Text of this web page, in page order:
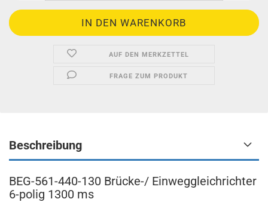
AUF DEN MERKZETTEL
FRAGE ZUM PRODUKT
Beschreibung
BEG-561-440-130 Brücke-/ Einweggleichrichter
6-polig 1300 ms